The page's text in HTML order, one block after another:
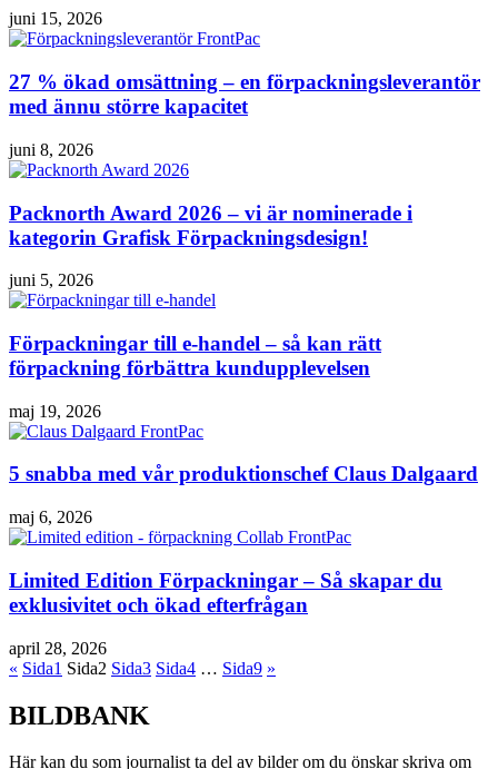
juni 15, 2026
27 % ökad omsättning – en förpackningsleverantör
med ännu större kapacitet
juni 8, 2026
Packnorth Award 2026 – vi är nominerade i
kategorin Grafisk Förpackningsdesign!
juni 5, 2026
Förpackningar till e-handel – så kan rätt
förpackning förbättra kundupplevelsen
maj 19, 2026
5 snabba med vår produktionschef Claus Dalgaard
maj 6, 2026
Limited Edition Förpackningar – Så skapar du
exklusivitet och ökad efterfrågan
april 28, 2026
« Sida1 Sida2 Sida3 Sida4 … Sida9 »
BILDBANK
Här kan du som journalist ta del av bilder om du önskar skriva om